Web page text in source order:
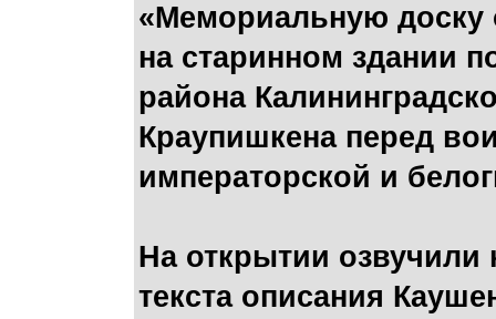
«Мемориальную доску
на старинном здании
района
Краупишкена перед
императорской и
На открытии
текста описания